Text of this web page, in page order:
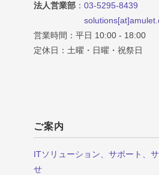
法人営業部 ： 03-5295-8439
営業時間：平日 10:00 - 18:00
定休日：土曜・日曜・祝祭日
ご案内
ITソリューション、サポート、
せ